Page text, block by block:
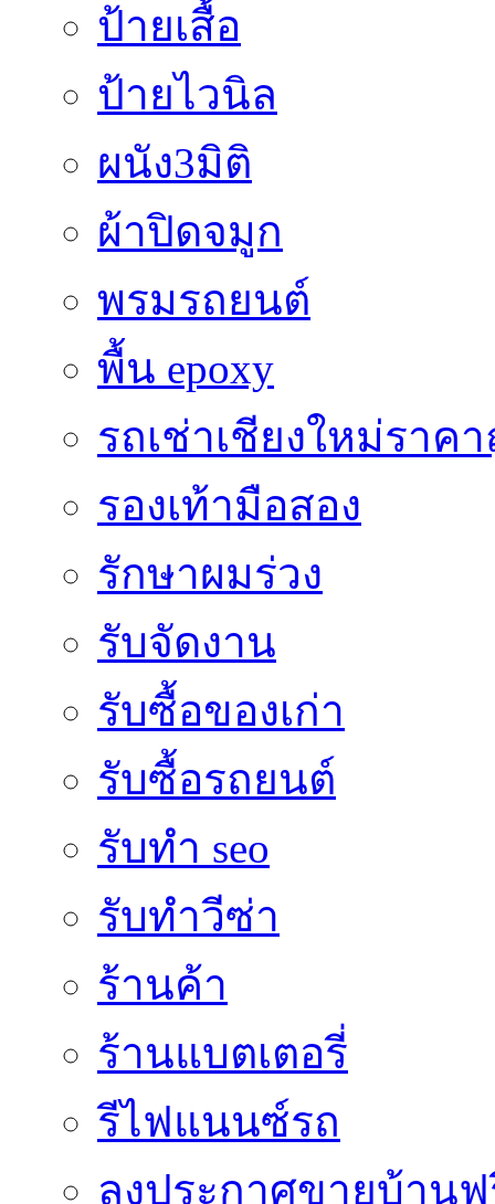
ป้ายเสื้อ
ป้ายไวนิล
ผนัง3มิติ
ผ้าปิดจมูก
พรมรถยนต์
พื้น epoxy
รถเช่าเชียงใหม่ราค
รองเท้ามือสอง
รักษาผมร่วง
รับจัดงาน
รับซื้อของเก่า
รับซื้อรถยนต์
รับทำ seo
รับทำวีซ่า
ร้านค้า
ร้านแบตเตอรี่
รีไฟแนนซ์รถ
ลงประกาศขายบ้าน